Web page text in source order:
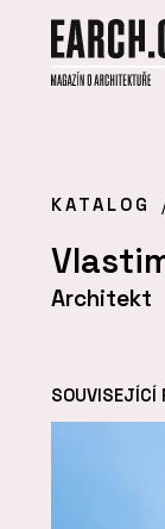
KATALOG
Architekt
SOUVISEJÍCÍ